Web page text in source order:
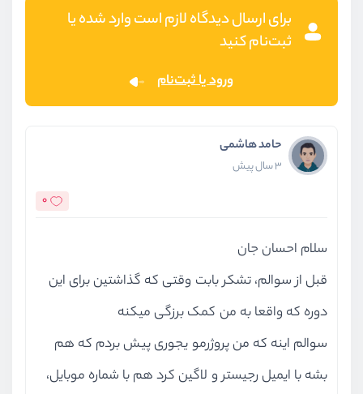
برای ارسال دیدگاه لازم است وارد شده یا
ثبت‌نام کنید
ورود یا ثبت‌نام
حامد هاشمی
3 سال پیش
0
سلام احسان جان
قبل از سوالم، تشکر بابت وقتی که گذاشتین برای این
دوره که واقعا به من کمک برزگی میکنه
سوالم اینه که من پروژرمو یجوری پیش بردم که هم
بشه با ایمیل رجیستر و لاگین کرد هم با شماره موبایل،